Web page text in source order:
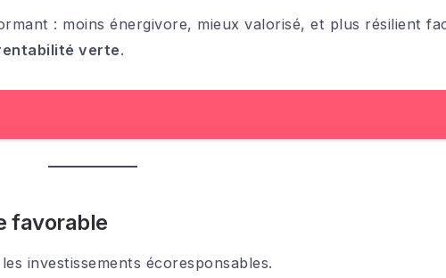
: moins énergivore, mieux valorisé, et plus résilient
verte.
favorable
investissements écoresponsables.